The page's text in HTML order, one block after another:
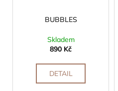
BUBBLES
Skladem
890 Kč
DETAIL